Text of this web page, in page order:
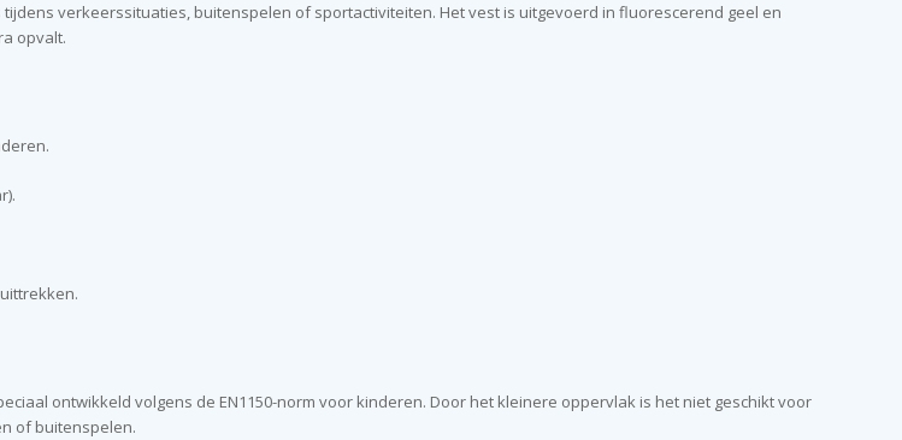
verkeerssituaties, buitenspelen of sportactiviteiten. Het vest is uitgevoerd in fluorescerend geel en
opvalt.
ontwikkeld volgens de EN1150-norm voor kinderen. Door het kleinere oppervlak is het niet geschikt voor
of buitenspelen.